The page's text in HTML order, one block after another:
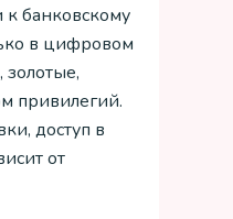
к банковскому
в цифровом
привилегий.
доступ в
от